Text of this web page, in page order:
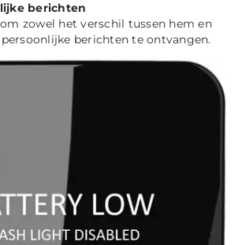
berichten
zowel het verschil tussen hem en
berichten te ontvangen.